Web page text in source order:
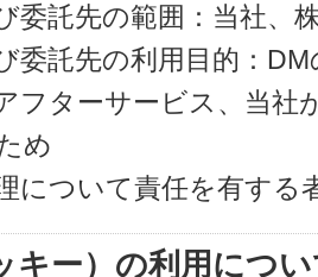
委託先の範囲：当社、
委託先の利用目的：
フターサービス、当社
め
について責任を有する
キー）の利用につ